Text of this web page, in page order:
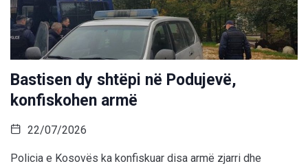
Bastisen dy shtëpi në Podujevë,
konfiskohen armë
22/07/2026
Policia e Kosovës ka konfiskuar disa armë zjarri dhe